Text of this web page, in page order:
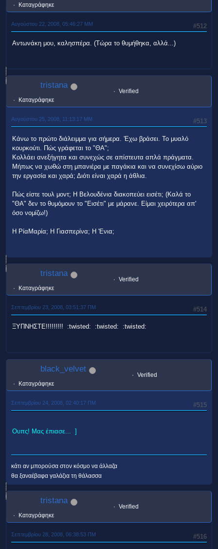
Καταγράφηκε
#512
Αυγούστου 22, 2008, 05:46:27 ΜΜ
Αντωνάκη μου, καλησπέρα. (Τώρα το θυμήθηκα, αλλά...)
tristana
Verified
Καταγράφηκε
#513
Αυγούστου 25, 2008, 11:13:17 ΜΜ
Κάνω το πρώτο διάλειμμα για σήμερα. 'Εχω βράσει. Το μυαλό
κουρκούτι. Πώς γράφεται το "ΘΑ";
Κολλάει ανεξήγητα και συνεχώς σε απίστευτα απλά πράγματα.
Μήπως να χωθώ στη μπανιέρα με παγάκια και να συνεχίσω αύριο
την εργασία και χαρά; Διότι είναι χαρά η άθλια.
Πώς είστε τουλ μοντ; Η Βελουδένια διακοπεύει εισέτι; (Καλά το
"ΘΑ" δεν το θυμόμουν το "Εισέτι" με μάρανε. Είμαι χειρότερα απ'
όσο νομίζω!)
Η ΡίαΜαρία; Η Γιασπερίνα; Η 'Ενια;
tristana
Verified
Καταγράφηκε
#514
Σεπτεμβρίου 23, 2008, 03:51:37 ΠΜ
ΞΥΠΝΗΣΤΕ!!!!!!!!! :twisted: :twisted: :twisted:
black_velvet
Verified
Καταγράφηκε
#515
Σεπτεμβρίου 24, 2008, 02:40:17 ΠΜ
Ουπς! Μας έπιασε... ]
κάτι αν μπορούσα στον κόσμο να άλλαζα
θα ξαναέβαφα γαλάζια τη θάλασσα
tristana
Verified
Καταγράφηκε
#516
Σεπτεμβρίου 28, 2008, 06:38:53 ΠΜ